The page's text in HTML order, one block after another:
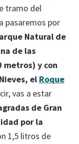
tramo del
pasaremos por
Natural de
de las
metros) y con
el Roque
vas a estar
de Gran
por la
1,5 litros de